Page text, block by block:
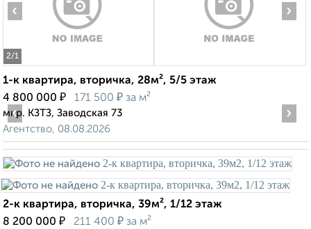
2/1
‹ ›
1-к квартира, вторичка, 28м², 5/5 этаж
4 800 000 ₽ 171 500 ₽ за м²
мкр. КЗТЗ, Заводская 73
Агентство, 08.08.2026
‹ ›
2-к квартира, вторичка, 39м², 1/12 этаж
8 200 000 ₽ 211 400 ₽ за м²